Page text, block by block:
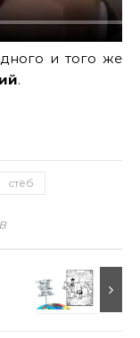
и того же
.
стёб